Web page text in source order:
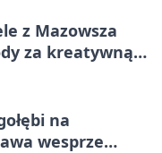
z Mazowsza
za kreatywną
na
wesprze